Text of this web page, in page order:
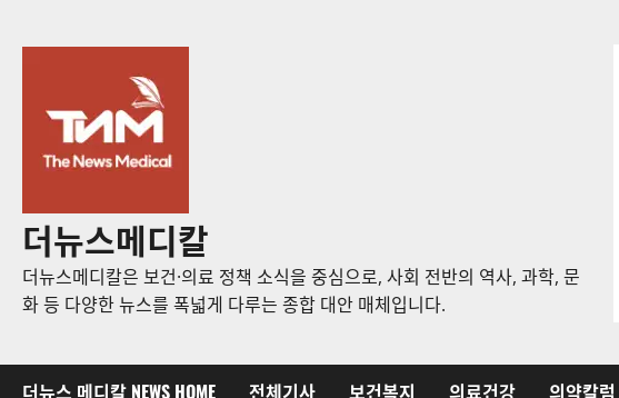
더뉴스메디칼
더뉴스메디칼은 보건·의료 정책 소식을 중심으로, 사회 전반의 역사, 과학, 문
화 등 다양한 뉴스를 폭넓게 다루는 종합 대안 매체입니다.
더뉴스 메디칼 NEWS HOME 전체기사 보건복지 의료건강 의약칼럼